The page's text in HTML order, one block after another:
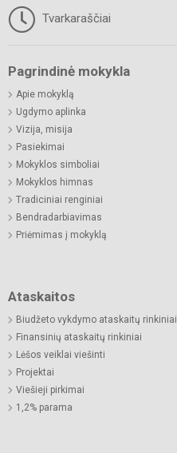
Tvarkaraščiai
Pagrindinė mokykla
Apie mokyklą
Ugdymo aplinka
Vizija, misija
Pasiekimai
Mokyklos simboliai
Mokyklos himnas
Tradiciniai renginiai
Bendradarbiavimas
Priėmimas į mokyklą
Ataskaitos
Biudžeto vykdymo ataskaitų rinkiniai
Finansinių ataskaitų rinkiniai
Lėšos veiklai viešinti
Projektai
Viešieji pirkimai
1,2% parama